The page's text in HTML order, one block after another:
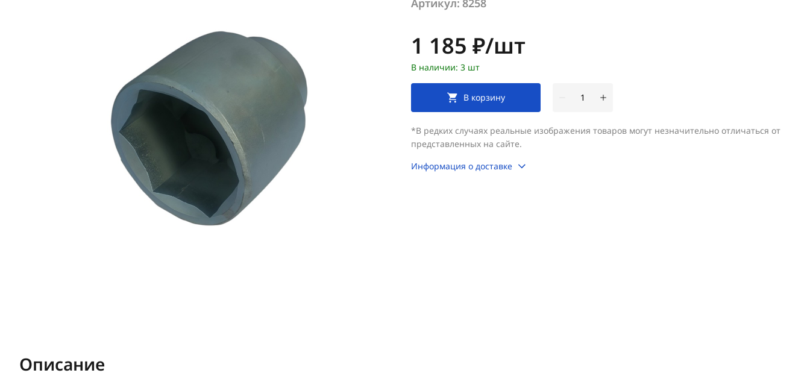
Артикул: 8258
Цена:
1 185 ₽/шт
В наличии: 3 шт
В корзину
*В редких случаях реальные изображения товаров могут незначительно отличаться от
представленных на сайте.
Информация о доставке
Описание